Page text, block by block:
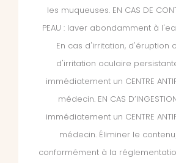
les muqueuses. EN CAS DE
PEAU : laver abondamment à
En cas d'irritation, d'éruption
d'irritation oculaire
immédiatement un CENTRE
médecin. EN CAS
immédiatement un CENTRE
médecin. Éliminer le
conformément à la